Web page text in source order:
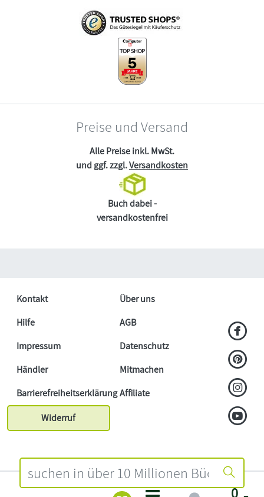
0
Preise und Versand
Alle Preise inkl. MwSt.
und ggf. zzgl.Versandkosten
Buch dabei -
versandkostenfrei
Kontakt
Über uns
Hilfe
AGB
Impressum
Datenschutz
Händler
Mitmachen
BarrierefreiheitserklärungAffiliate
Widerruf